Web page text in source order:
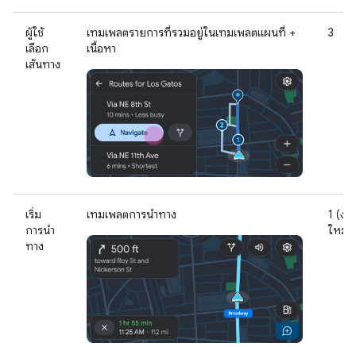
ผู้ใช้
เลือก
เส้นทาง
เทมเพลตรายการที่รวมอยู่ในเทมเพลตแผนที่ +
เนื้อหา
3
เริ่ม
การนำ
ทาง
เทมเพลตการนำทาง
1 (งา
ใหม่)